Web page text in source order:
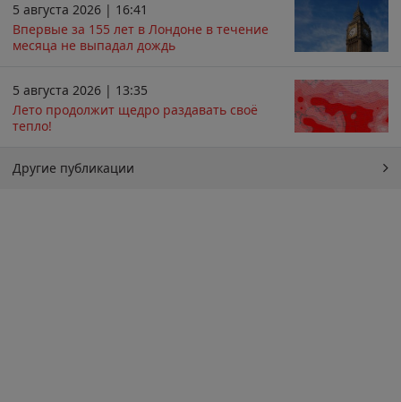
5 августа 2026 | 16:41
Впервые за 155 лет в Лондоне в течение
месяца не выпадал дождь
5 августа 2026 | 13:35
Лето продолжит щедро раздавать своё
тепло!
Другие публикации